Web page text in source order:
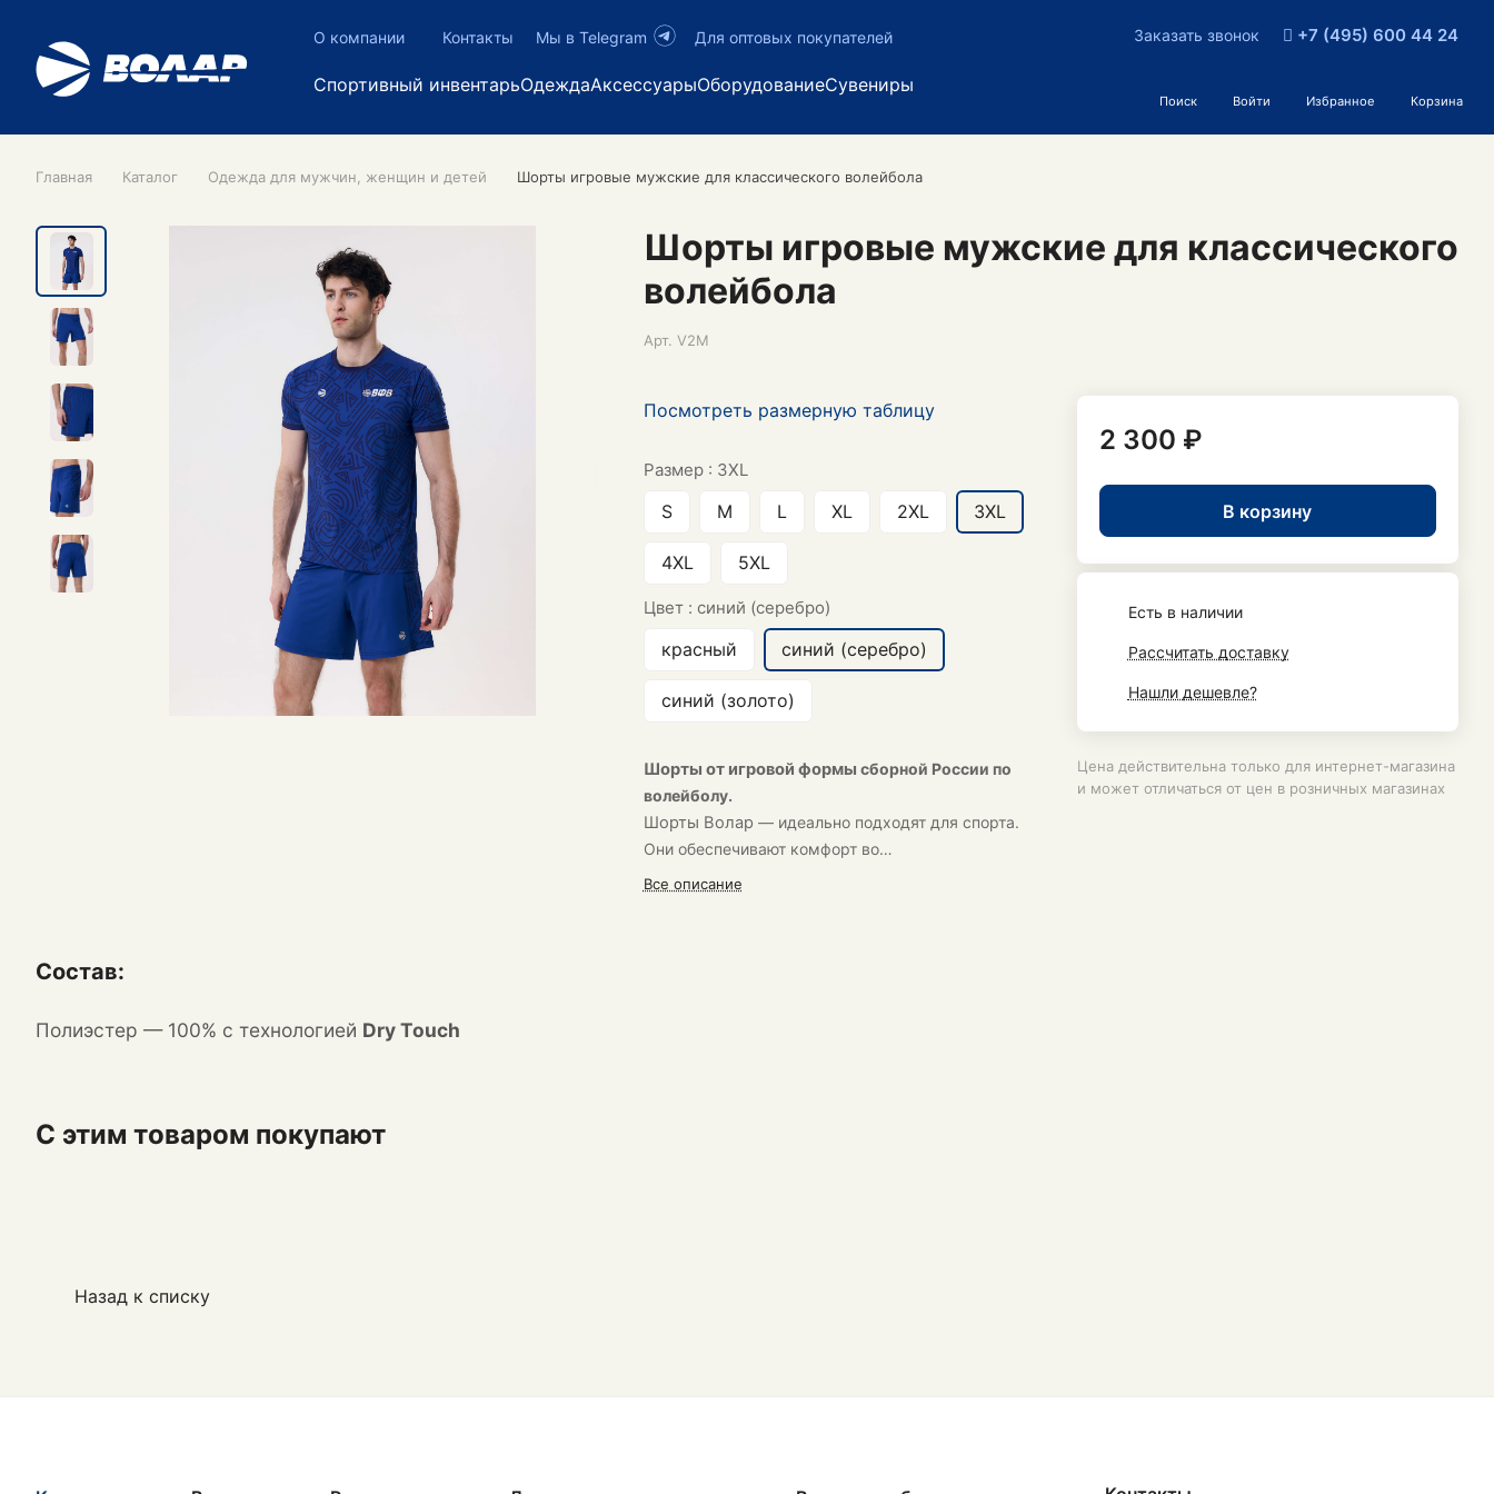
О компании Контакты Мы в Telegram Для оптовых покупателей
Спортивный инвентарьОдеждаАксессуарыОборудованиеСувениры
Заказать звонок +7 (495) 600 44 24
Поиск Войти Избранное Корзина
Главная Каталог Одежда для мужчин, женщин и детей Шорты игровые мужские для классического волейбола
Шорты игровые мужские для классического
волейбола
Арт. V2M
Посмотреть размерную таблицу
Размер : 3XL
S M L XL 2XL 3XL
4XL 5XL
Цвет : синий (серебро)
красный синий (серебро)
синий (золото)
Шорты от игровой формы сборной России по
волейболу.
Шорты Волар — идеально подходят для спорта.
Они обеспечивают комфорт во
время тренировок.
Все описание
2 300 ₽
В корзину
Есть в наличии
Рассчитать доставку
Нашли дешевле?
Цена действительна только для интернет-магазина
и может отличаться от цен в розничных магазинах
Состав:
Полиэстер — 100% с технологией Dry Touch
С этим товаром покупают
Назад к списку